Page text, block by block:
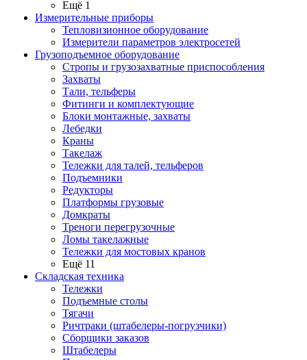
Ещё 1
Измерительные приборы
Тепловизионное оборудование
Измерители параметров электросетей
Грузоподъемное оборудование
Стропы и грузозахватные приспособления
Захваты
Тали, тельферы
Фитинги и комплектующие
Блоки монтажные, захваты
Лебедки
Краны
Такелаж
Тележки для талей, тельферов
Подъемники
Редукторы
Платформы грузовые
Домкраты
Треноги перегрузочные
Ломы такелажные
Тележки для мостовых кранов
Ещё 11
Складская техника
Тележки
Подъемные столы
Тягачи
Ричтраки (штабелеры-погрузчики)
Сборщики заказов
Штабелеры